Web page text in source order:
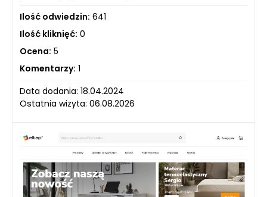
Ilość odwiedzin: 641
Ilość kliknięć: 0
Ocena: 5
Komentarzy: 1
Data dodania: 18.04.2024
Ostatnia wizyta: 06.08.2026